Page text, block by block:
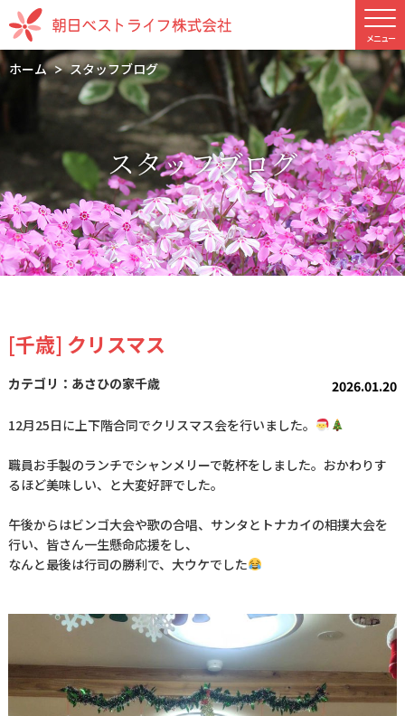
ホーム スタッフブログ
スタッフブログ
[千歳] クリスマス
あさひの家千歳 2026.01.20
12月25日に上下階合同でクリスマス会を行いました。
職員お手製のランチでシャンメリーで乾杯をしました。おかわりす
るほど美味しい、と大変好評でした。
午後からはビンゴ大会や歌の合唱、サンタとトナカイの相撲大会を
行い、皆さん一生懸命応援をし、
なんと最後は行司の勝利で、大ウケでした